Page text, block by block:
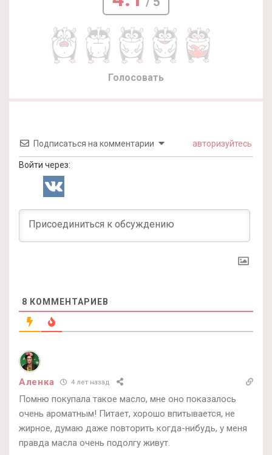
Голосовать
Подписаться на комментарии авторизуйтесь
Войти через:
8 КОММЕНТАРИЕВ
Аленка 4 лет назад
Помню покупала такое масло, мне оно показалось
очень ароматным! Питает, хорошо впитывается, не
жирное, думаю даже повторить когда-нибудь, у меня
правда масла очень подолгу живут.